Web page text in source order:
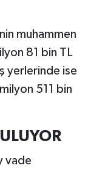
muhammen
81 bin TL
yerlerinde ise
511 bin
vade